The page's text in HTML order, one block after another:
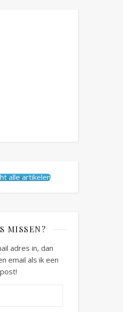
alle artikelen
MISSEN?
adres in, dan
email als ik een